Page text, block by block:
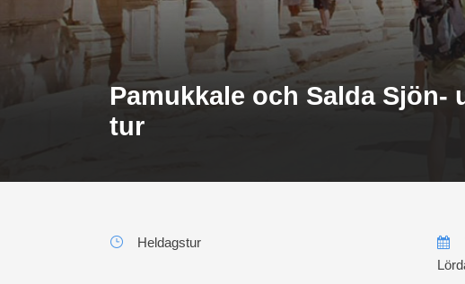
Pamukkale och Salda Sjön-
tur
Heldagstur